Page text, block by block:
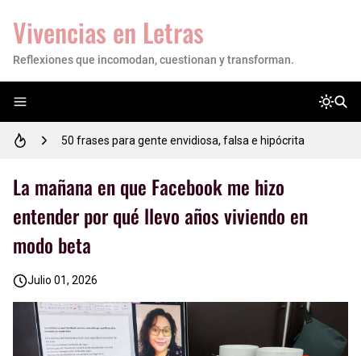
Vivencias en Letras
Reflexiones que incomodan, cuestionan y transforman.
Empoderando tu Camino: 17 Reflexiones de Motivación para Estudiantes
50 frases para gente envidiosa, falsa e hipócrita
53 FRASES sabias importantes para reflexionar tu vida
✎Reflexión para un estudiante✍
La mañana en que Facebook me hizo
entender por qué llevo años viviendo en
modo beta
Julio 01, 2026